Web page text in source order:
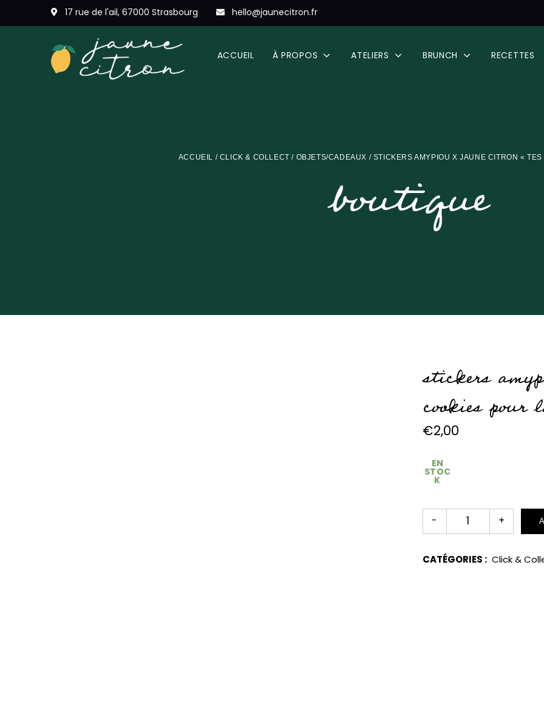
17 rue de l'ail, 67000 Strasbourg hello@jaunecitron.fr
ACCUEIL À PROPOS ATELIERS BRUNCH RECETTES
ACCUEIL / CLICK & COLLECT / OBJETS/CADEAUX / STICKERS AMYPIOU X JAUNE CITRON «
boutique
stickers
cookies
€2,00
EN
STOC
K
CATÉGORIES : Click &